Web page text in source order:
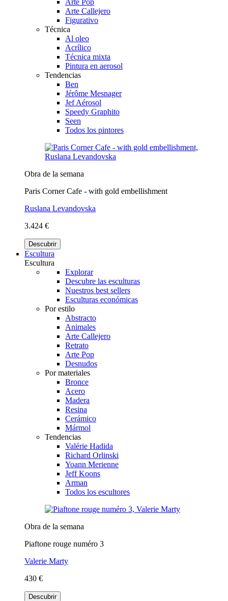
Arte Callejero
Figurativo
Técnica
Al oleo
Acrílico
Técnica mixta
Pintura en aerosol
Tendencias
Ben
Jérôme Mesnager
Jef Aérosol
Speedy Graphito
Seen
Todos los pintores
Obra de la semana
Paris Corner Cafe - with gold embellishment
Ruslana Levandovska
3.424 €
Descubrir
Escultura
Escultura
Explorar
Descubre las esculturas
Nuestros best sellers
Esculturas económicas
Por estilo
Abstracto
Animales
Arte Callejero
Retrato
Arte Pop
Desnudos
Por materiales
Bronce
Acero
Madera
Resina
Cerámico
Mármol
Tendencias
Valérie Hadida
Richard Orlinski
Yoann Merienne
Jeff Koons
Arman
Todos los escultores
Obra de la semana
Piaftone rouge numéro 3
Valerie Marty
430 €
Descubrir